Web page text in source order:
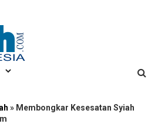
» Membongkar Kesesatan Syiah